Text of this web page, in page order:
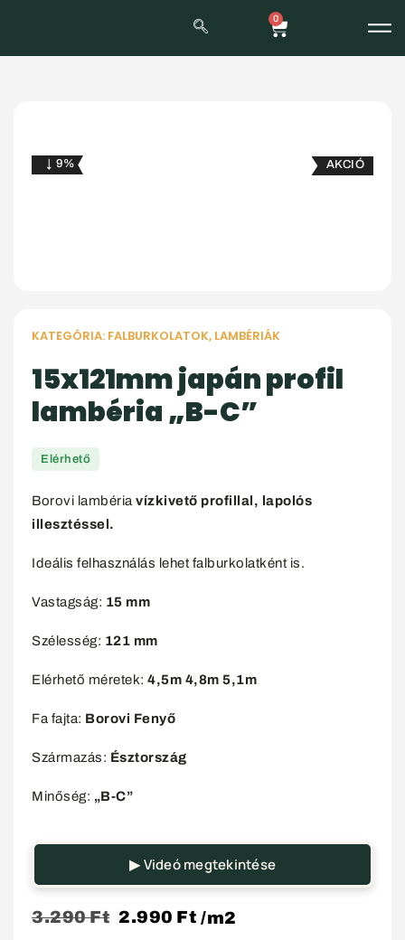
0
↓ 9% AKCIÓ
KATEGÓRIA: FALBURKOLATOK, LAMBÉRIÁK
15x121mm japán profil
lambéria „B-C”
Elérhető
Borovi lambéria vízkivető profillal, lapolós
illesztéssel.
Ideális felhasználás lehet falburkolatként is.
Vastagság: 15 mm
Szélesség: 121 mm
Elérhető méretek: 4,5m 4,8m 5,1m
Fa fajta: Borovi Fenyő
Származás: Észtország
Minőség: „B-C”
▶ Videó megtekintése
3.290Ft 2.990 Ft /m2